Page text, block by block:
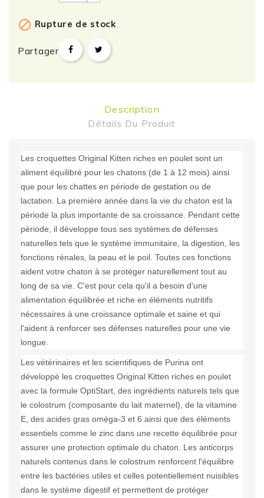
 Rupture de stock
Partager
Description
Détails Du Produit
Les croquettes Original Kitten riches en poulet sont un
aliment équilibré pour les chatons (de 1 à 12 mois) ainsi
que pour les chattes en période de gestation ou de
lactation. La première année dans la vie du chaton est la
période la plus importante de sa croissance. Pendant cette
période, il développe tous ses systèmes de défenses
naturelles tels que le système immunitaire, la digestion, les
fonctions rénales, la peau et le poil. Toutes ces fonctions
aident votre chaton à se protéger naturellement tout au
long de sa vie. C'est pour cela qu'il a besoin d'une
alimentation équilibrée et riche en éléments nutritifs
nécessaires à une croissance optimale et saine et qui
l'aident à renforcer ses défenses naturelles pour une vie
longue.
Les vétérinaires et les scientifiques de Purina ont
développé les croquettes Original Kitten riches en poulet
avec la formule OptiStart, des ingrédients naturels tels que
le colostrum (composante du lait maternel), de la vitamine
E, des acides gras oméga-3 et 6 ainsi que des éléments
essentiels comme le zinc dans une recette équilibrée pour
assurer une protection optimale du chaton. Les anticorps
naturels contenus dans le colostrum renforcent l'équilibre
entre les bactéries utiles et celles potentiellement nuisibles
dans le système digestif et permettent de protéger